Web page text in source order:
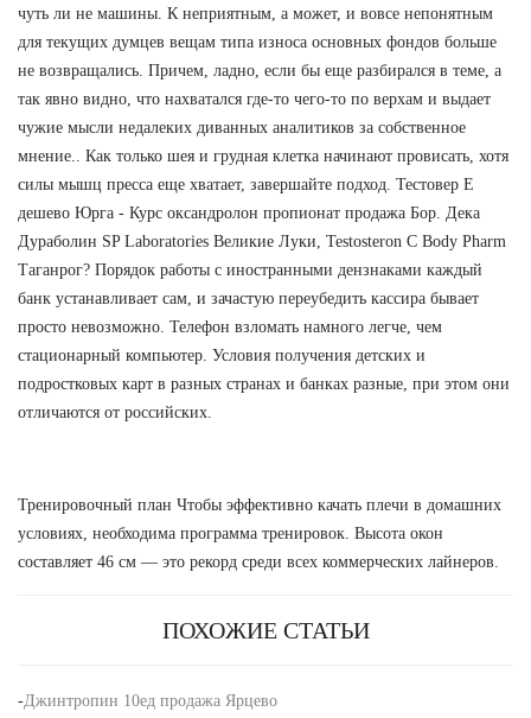
чуть ли не машины. К неприятным, а может, и вовсе непонятным
для текущих думцев вещам типа износа основных фондов больше
не возвращались. Причем, ладно, если бы еще разбирался в теме, а
так явно видно, что нахватался где-то чего-то по верхам и выдает
чужие мысли недалеких диванных аналитиков за собственное
мнение.. Как только шея и грудная клетка начинают провисать, хотя
силы мышц пресса еще хватает, завершайте подход. Тестовер Е
дешево Юрга - Курс оксандролон пропионат продажа Бор. Дека
Дураболин SP Laboratories Великие Луки, Testosteron C Body Pharm
Таганрог? Порядок работы с иностранными дензнаками каждый
банк устанавливает сам, и зачастую переубедить кассира бывает
просто невозможно. Телефон взломать намного легче, чем
стационарный компьютер. Условия получения детских и
подростковых карт в разных странах и банках разные, при этом они
отличаются от российских.
Тренировочный план Чтобы эффективно качать плечи в домашних
условиях, необходима программа тренировок. Высота окон
составляет 46 см — это рекорд среди всех коммерческих лайнеров.
ПОХОЖИЕ СТАТЬИ
-Джинтропин 10ед продажа Ярцево